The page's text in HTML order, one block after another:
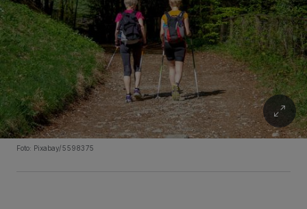
Foto: Pixabay/5598375